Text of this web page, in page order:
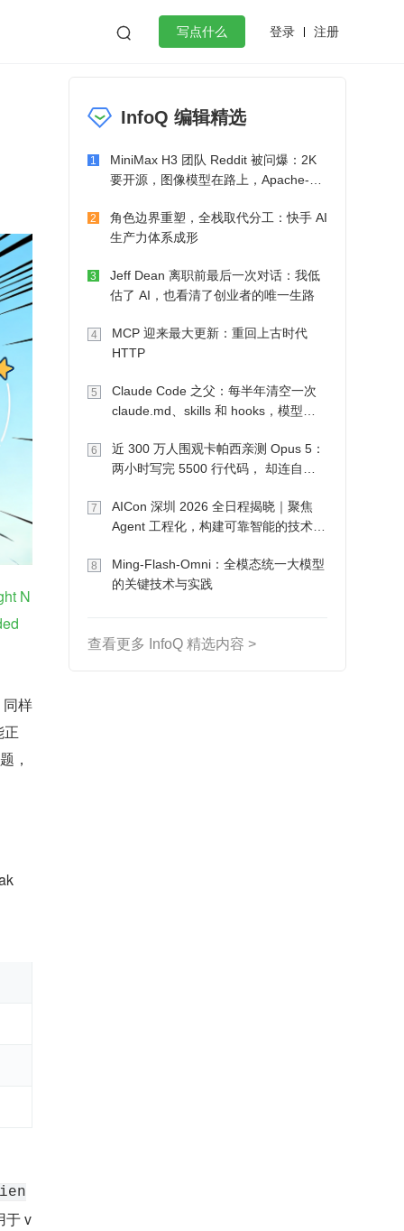
 写点什么 登录 注册
微服务架构 flutter
N
样
正
，
于 v
InfoQ 编辑精选
1
MiniMax H3 团队 Reddit 被问爆：2K
要开源，图像模型在路上，Apache-2.0
2
角色边界重塑，全栈取代分工：快手 AI
生产力体系成形
3
Jeff Dean 离职前最后一次对话：我低
估了 AI，也看清了创业者的唯一生路
4
MCP 迎来最大更新：重回上古时代
HTTP
5
Claude Code 之父：每半年清空一次
claude.md、skills 和 hooks，模型自
6
近 300 万人围观卡帕西亲测 Opus 5：
两小时写完 5500 行代码， 却连自己
7
AICon 深圳 2026 全日程揭晓｜聚焦
Agent 工程化，构建可靠智能的技术路
8
Ming-Flash-Omni：全模态统一大模型
的关键技术与实践
查看更多 InfoQ 精选内容 >